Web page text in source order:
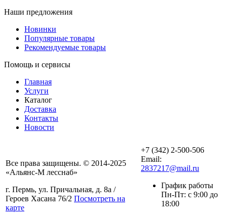
Наши предложения
Новинки
Популярные товары
Рекомендуемые товары
Помощь и сервисы
Главная
Услуги
Каталог
Доставка
Контакты
Новости
Все права защищены. © 2014-2025
«Альянс-М лесснаб»
г. Пермь, ул. Причальная, д. 8а /
Героев Хасана 76/2 Посмотреть на
карте
+7 (342) 2-500-506
Email:
2837217@mail.ru
График работы
Пн-Пт: с 9:00 до
18:00